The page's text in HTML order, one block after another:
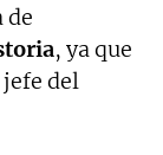
de
, ya que
del